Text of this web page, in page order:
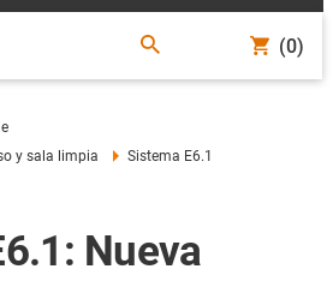
(0)
y sala limpia
Sistema E6.1
Nueva